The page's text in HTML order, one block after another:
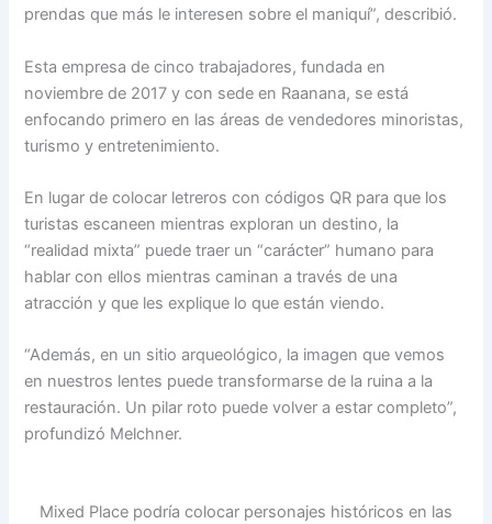
prendas que más le interesen sobre el maniquí”, describió.
Esta empresa de cinco trabajadores, fundada en
noviembre de 2017 y con sede en Raanana, se está
enfocando primero en las áreas de vendedores minoristas,
turismo y entretenimiento.
En lugar de colocar letreros con códigos QR para que los
turistas escaneen mientras exploran un destino, la
“realidad mixta” puede traer un “carácter” humano para
hablar con ellos mientras caminan a través de una
atracción y que les explique lo que están viendo.
“Además, en un sitio arqueológico, la imagen que vemos
en nuestros lentes puede transformarse de la ruina a la
restauración. Un pilar roto puede volver a estar completo”,
profundizó Melchner.
Mixed Place podría colocar personajes históricos en las